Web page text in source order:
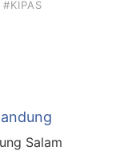
#KIPAS
Salam